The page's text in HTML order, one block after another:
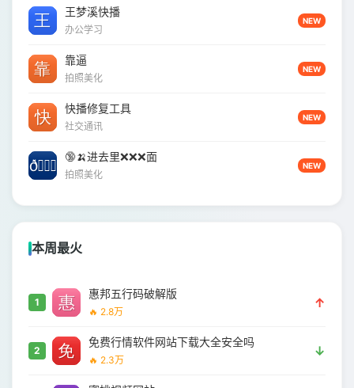
王梦溪快播
办公学习
NEW
靠逼
拍照美化
NEW
快播修复工具
社交通讯
NEW
🔞🍌进去里❌❌❌面
拍照美化
NEW
本周最火
1
惠邦五行码破解版
🔥 2.8万
↑
2
免费行情软件网站下载大全安全吗
🔥 2.3万
↓